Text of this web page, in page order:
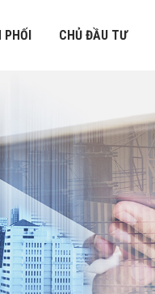
PHỐI CHỦ ĐẦU TƯ